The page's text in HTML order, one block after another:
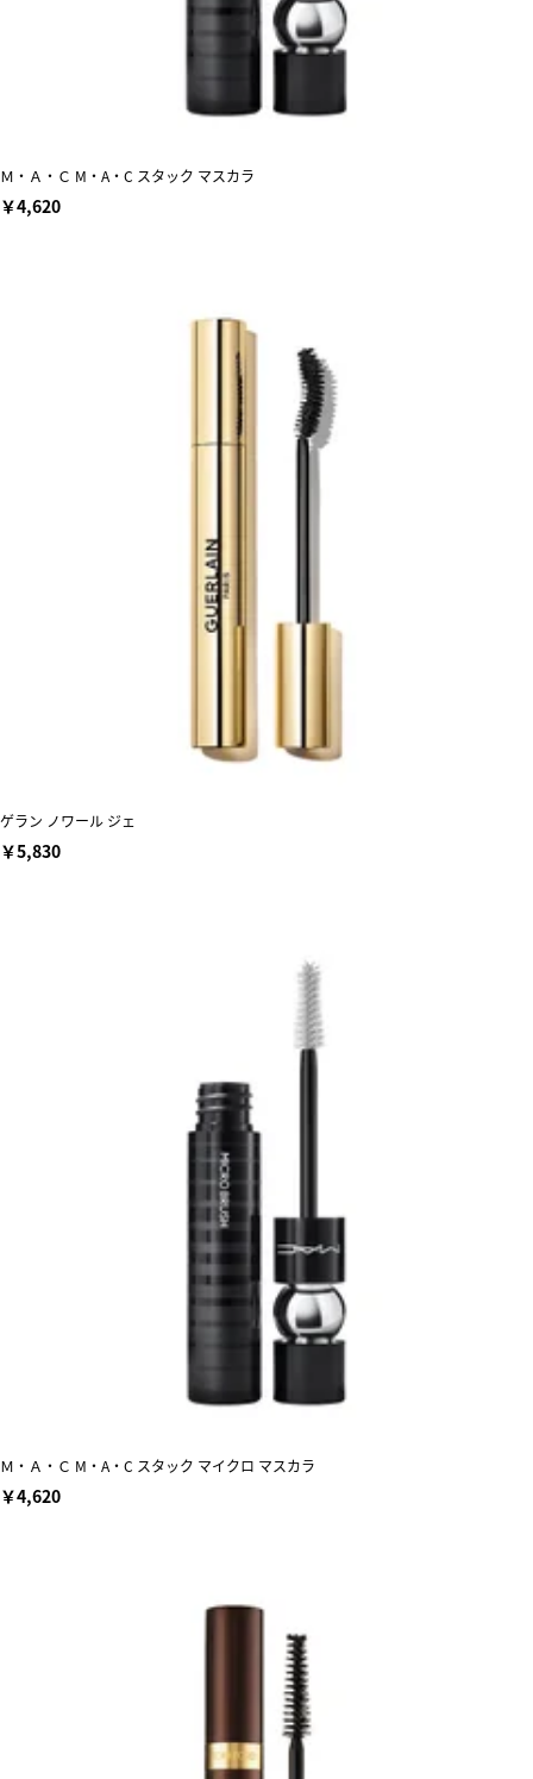
Ｍ・Ａ・Ｃ M・A・C スタック マスカラ
￥4,620
ゲラン ノワール ジェ
￥5,830
Ｍ・Ａ・Ｃ M・A・C スタック マイクロ マスカラ
￥4,620